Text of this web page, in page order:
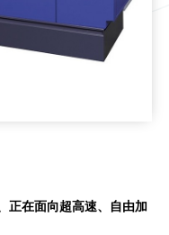
正在面向超高速、自由加